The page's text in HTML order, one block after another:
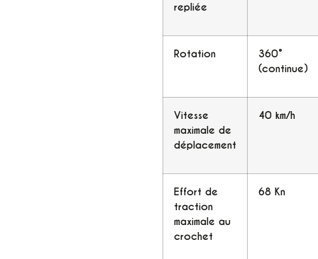
repliée
Rotation
360°
(continue)
Vitesse
maximale de
déplacement
40 km/h
Effort de
traction
maximale au
crochet
68 Kn